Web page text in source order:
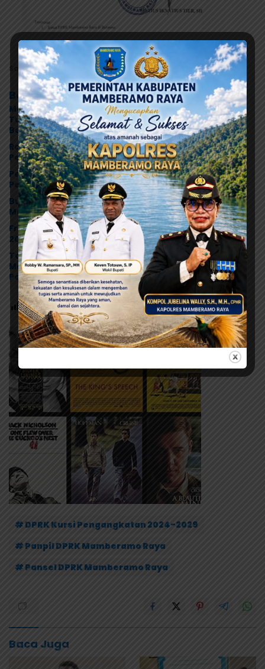
Salinan hasil seleksi Pansel DPRK Pengangkatan
Berita Terkait
Mahasiswa Mamberamo Raya Desak Kejati Papua
Tuntaskan Kasus Dugaan Penyimpangan Dana
Beasiswa Rp.16, 9 Miliar
Robby Rumansara: Digitalisasi Keuangan Jadi Kunci
Percepatan Pembangunan Mamberamo Raya
Pemkab Mamberamo Raya Gandeng Bank Papua,
Percepat Digitalisasi Pengelolaan Keuangan Daerah
Bupati Rumansara Lepas Kontingen Pramuka
Mamberamo Raya ke Jamnas XII 2026 di Cibubur
Fraksi Otsus DPRK Mamberamo Raya Tolak LPJ APBD
2025, Temukan Sejumlah Kejanggalan Administrasi
Tokoh Masyarakat Soroti Mandeknya Pemerintahan
Mamberamo Raya, DPRK Diminta Perkuat Fungsi
Pengawasan
Post Views:102
# DPRK Kursi Pengangkatan 2024-2029
# Panpil DPRK Mamberamo Raya
# Pansel DPRK Mamberamo Raya
Baca Juga